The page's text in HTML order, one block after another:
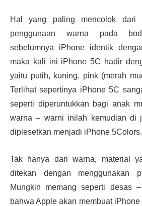
Hal yang paling mencolok dari
penggunaan warna pada
sebelumnya iPhone identik
maka kali ini iPhone 5C hadir
yaitu putih, kuning, pink (merah
Terlihat sepertinya iPhone 5C
seperti diperuntukkan bagi anak
warna – warni inilah kemudian di
diplesetkan menjadi iPhone 5Colors.
Tak hanya dari warna, material
ditekan dengan menggunakan
Mungkin memang seperti desas
bahwa Apple akan membuat